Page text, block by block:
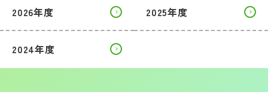
2026年度 2025年度
2024年度